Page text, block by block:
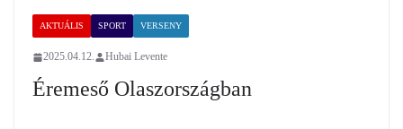
AKTUÁLIS SPORT VERSENY
2025.04.12. Hubai Levente
Éremeső Olaszországban